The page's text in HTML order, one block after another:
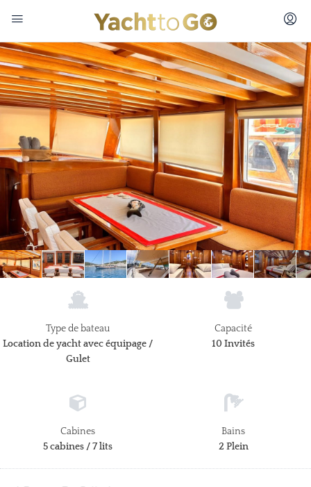
Type de bateau
Location de yacht avec équipage /
Gulet
Capacité
10 Invités
Cabines
5 cabines / 7 lits
Bains
2 Plein